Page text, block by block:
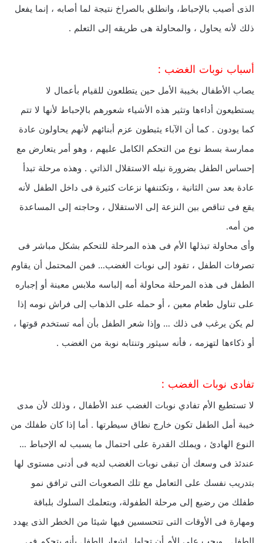
الذى أصيب بالإحباط، وانطلق بالصراخ نتيجة لما أصابه ، إنما يفعل
ذلك لأنه يحاول ، والمحاولة هى طريقه إلى التعلم .
أسباب نوبات الغضب :
يصاب الأطفال بخيبة الأمل حين يتطلعون للقيام بأعمال لا
يستطيعون أداءها وتثير هذه الأشياء شعورهم بالإحباط لأنها لا تتم
كما يودون . كما أن الآباء يثبطون عزم أبنائهم لأنهم يحاولون عادة
ممارسة بسط نوع من التحكم الكامل عليهم ، وهو أمر يتعارض مع
إحساس الطفل بضرورة نيله الاستقلال الذاتي . وهذه مرحلة تبدأ
عادة بعد سن الثانية ، وتكتنفها نزعات كثيرة فى داخل الطفل لأنه
يقع فى تناقص بين النزعة إلى الاستقلال ، وحاجته إلى المساعدة
من أمه.
وأى محاولة تبذلها الأم فى هذه المرحلة للتحكم بشكل مباشر فى
تصرفات الطفل ، تقود إلى نوبات الغضب… فمن المحتمل أن يقاوم
الطفل فى هذه المرحلة محاولة أمه إلباسه ملابس معينة أو إجباره
على تناول طعام معين ، أو حمله على الذهاب إلى فراش نومه إذا
لم يكن يرغب فى ذلك … وإذا شعر الطفل بأن أمه تستخدم قوتها ،
أو ذكاءها لتهزمه ، فأنه سيثور وتنتابه نوبة من الغضب .
تفادى نوبات الغضب :
لا تستطيع الأم تفادي نوبات الغضب عند الأطفال ، وذلك لأن مدى
خيبة أمل الطفل تكون خارج نطاق سيطرتها . أما إذا كان طفلك من
النوع الهادئ ، ويملك القدرة على احتمال ما يسبب له الإحباط …
عندئذ فى وسعك أن تبقى نوبات الغضب لديه فى أدنى مستوى لها
بتدريب نفسك على التعامل مع تلك الصعوبات التى ترافق نمو
طفلك من رضيع إلى مرحلة الطفولة، وبتعلمك السلوك بلباقة
ومهارة فى الأوقات التى تتحسسين فيها شيئا من الخطر الذى يهدد